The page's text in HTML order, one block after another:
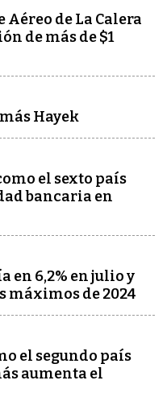
Aéreo de La Calera
de más de $1
Hayek
el sexto país
bancaria en
en 6,2% en julio y
máximos de 2024
el segundo país
aumenta el